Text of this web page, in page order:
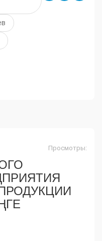
Просмотры: